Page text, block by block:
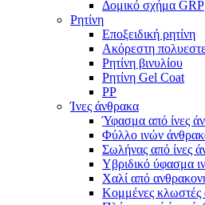
Δομικό σχήμα GRP
Ρητίνη
Εποξειδική ρητίνη
Ακόρεστη
Ρητίνη βινυλίου
Ρητίνη Gel Coat
PP
Ίνες άνθρακα
Ύφασμα από ίνες
Φύλλο ινών
Σωλήνας από ίνες
Υβριδικό ύφασμα
Χαλί από
Κομμένες κλωστές